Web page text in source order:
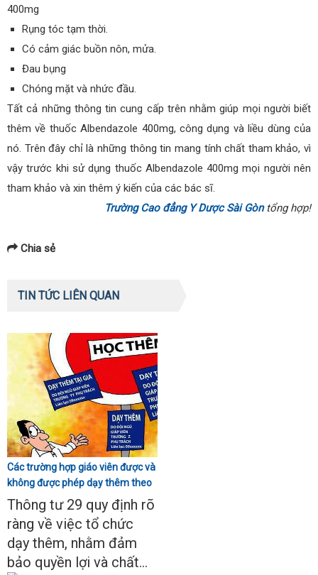
400mg
Rụng tóc tạm thời.
Có cảm giác buồn nôn, mửa.
Đau bụng
Chóng mặt và nhức đầu.
Tất cả những thông tin cung cấp trên nhằm giúp mọi người biết
thêm về thuốc Albendazole 400mg, công dụng và liều dùng của
nó. Trên đây chỉ là những thông tin mang tính chất tham khảo, vì
vậy trước khi sử dụng thuốc Albendazole 400mg mọi người nên
tham khảo và xin thêm ý kiến của các bác sĩ.
Trường Cao đẳng Y Dược Sài Gòntổng hợp!
Chia sẻ
TIN TỨC LIÊN QUAN
Các trường hợp giáo viên được và
không được phép dạy thêm theo
Thông tư 29
Thông tư 29 quy định rõ
ràng về việc tổ chức
dạy thêm, nhằm đảm
bảo quyền lợi và chất...